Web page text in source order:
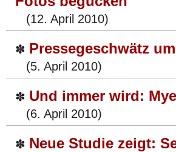
(12. April 2010)
✽ Pressegeschwätz
(5. April 2010)
✽ Und immer wird:
(6. April 2010)
✽ Neue Studie zeigt: